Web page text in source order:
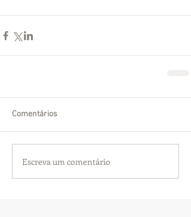
Comentários
Escreva um comentário